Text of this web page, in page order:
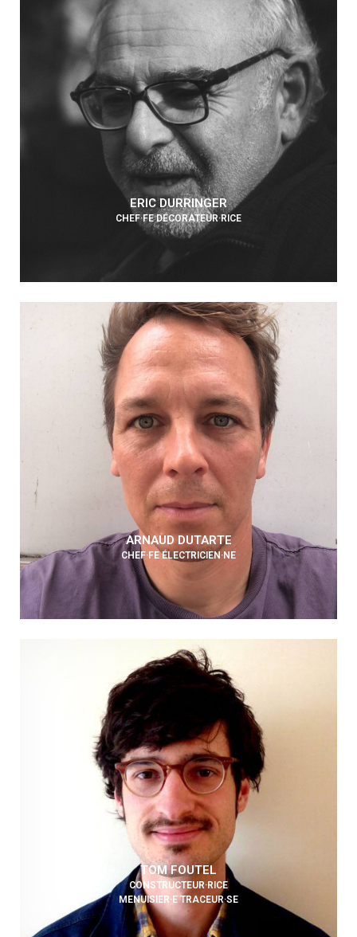
ERIC DURRINGER
CHEF·FE DÉCORATEUR·RICE
ARNAUD DUTARTE
CHEF·FE ÉLECTRICIEN·NE
TOM FOUTEL
CONSTRUCTEUR·RICE
MENUISIER·E TRACEUR·SE